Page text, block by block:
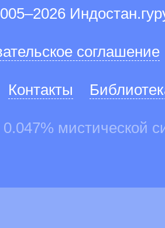
соглашение
Контакты
0.047% мистической